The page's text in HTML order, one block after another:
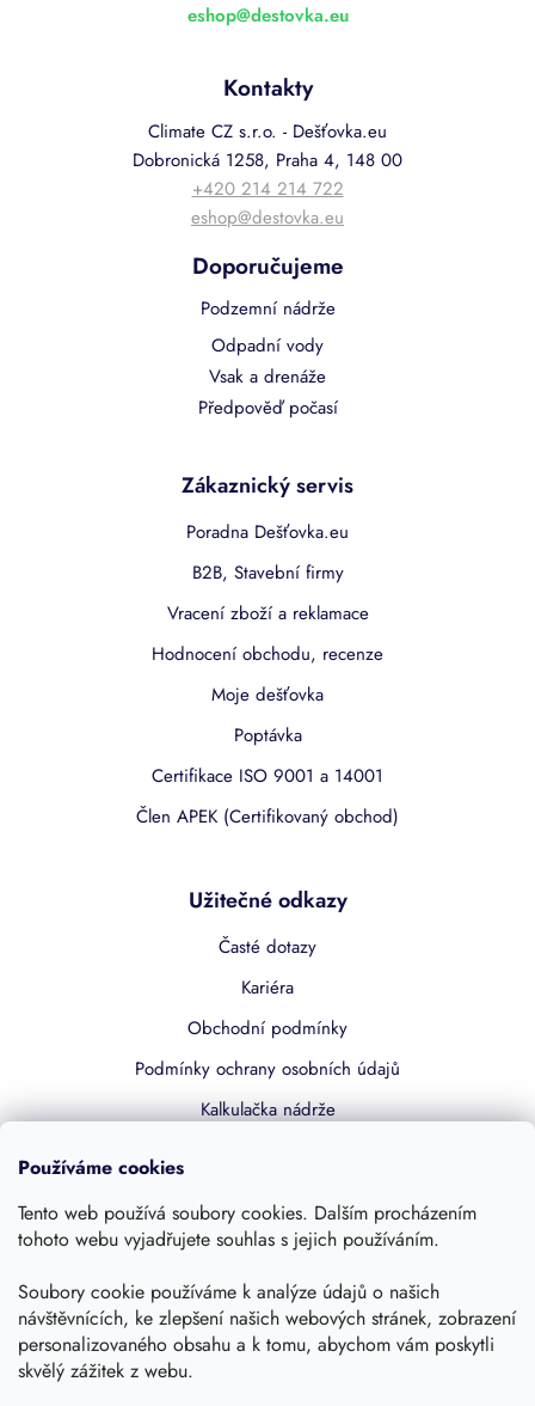
Používáme cookies
Tento web používá soubory cookies. Dalším procházením
tohoto webu vyjadřujete souhlas s jejich používáním.
Soubory cookie používáme k analýze údajů o našich
návštěvnících, ke zlepšení našich webových stránek, zobrazení
personalizovaného obsahu a k tomu, abychom vám poskytli
skvělý zážitek z webu.
eshop@destovka.eu
Kontakty
Climate CZ s.r.o. - Dešťovka.eu
Dobronická 1258, Praha 4, 148 00
+420 214 214 722
eshop@destovka.eu
Doporučujeme
Podzemní nádrže
Odpadní vody
Vsak a drenáže
Předpověď počasí
Zákaznický servis
Poradna Dešťovka.eu
B2B, Stavební firmy
Vracení zboží a reklamace
Hodnocení obchodu, recenze
Moje dešťovka
Poptávka
Certifikace ISO 9001 a 14001
Člen APEK (Certifikovaný obchod)
Užitečné odkazy
Časté dotazy
Kariéra
Obchodní podmínky
Podmínky ochrany osobních údajů
Kalkulačka nádrže
Kontakty
Sledujte nás